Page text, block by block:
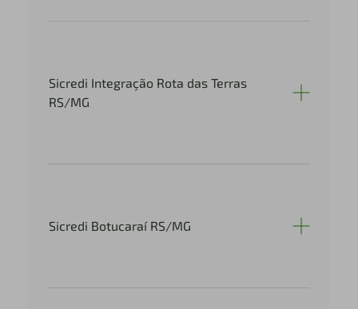
Sicredi Integração Rota das Terras
RS/MG
Sicredi Botucaraí RS/MG